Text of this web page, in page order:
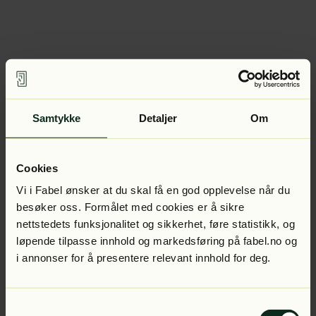
Samtykke Detaljer Om
Cookies
Vi i Fabel ønsker at du skal få en god opplevelse når du
besøker oss. Formålet med cookies er å sikre
nettstedets funksjonalitet og sikkerhet, føre statistikk, og
løpende tilpasse innhold og markedsføring på fabel.no og
i annonser for å presentere relevant innhold for deg.